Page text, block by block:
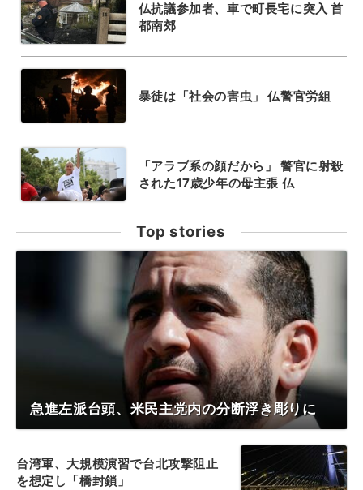
仏抗議参加者、車で町長宅に突入 首
都南郊
暴徒は「社会の害虫」 仏警官労組
「アラブ系の顔だから」 警官に射殺
された17歳少年の母主張 仏
Top stories
急進左派台頭、米民主党内の分断浮き彫りに
台湾軍、大規模演習で台北攻撃阻止
を想定し「橋封鎖」